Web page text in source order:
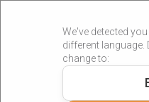
We've detected
different language.
change to:
»